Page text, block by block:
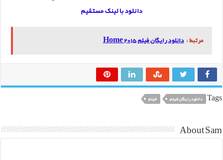
دانلود با لینک مستقیم
مرتبط : دانلود رایگان فیلم Home 2015
Tags دانلود رایگان فیلم فیلم
About Sam